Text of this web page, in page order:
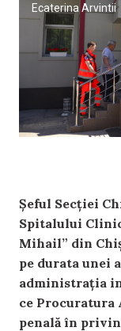
Ecaterina Arvintii
Șeful Secției
Spitalului
Mihail” din
pe durata unei
administrația
ce
penală în